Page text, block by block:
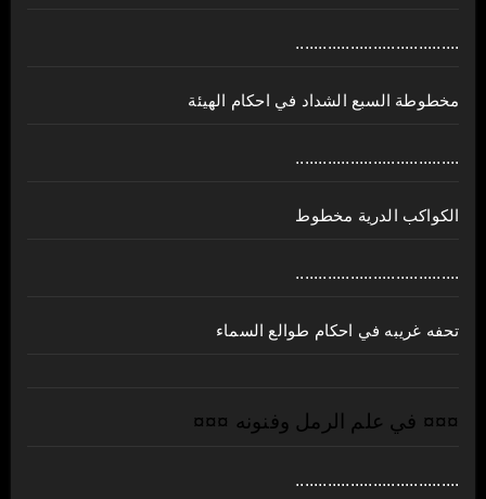
....................................
مخطوطة السبع الشداد في احكام الهيئة
....................................
الكواكب الدرية مخطوط
....................................
تحفه غريبه في احكام طوالع السماء
¤¤¤ في علم الرمل وفنونه ¤¤¤
....................................